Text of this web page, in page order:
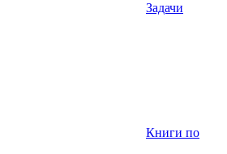
Задачи
Книги по